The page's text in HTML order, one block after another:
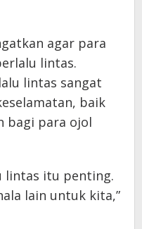
agar para
lintas.
lintas sangat
baik
bagi para ojol
lintas itu penting.
lain untuk kita,”